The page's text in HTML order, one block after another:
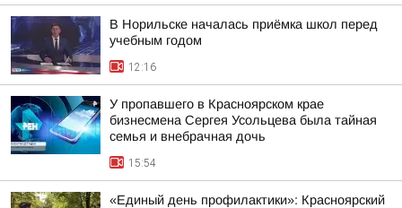
В Норильске началась приёмка школ перед
учебным годом
12:16
У пропавшего в Красноярском крае
бизнесмена Сергея Усольцева была тайная
семья и внебрачная дочь
15:54
«Единый день профилактики»: Красноярский